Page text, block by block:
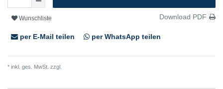
Wunschliste Download PDF
per E-Mail teilen per WhatsApp teilen
* inkl. ges. MwSt. zzgl.